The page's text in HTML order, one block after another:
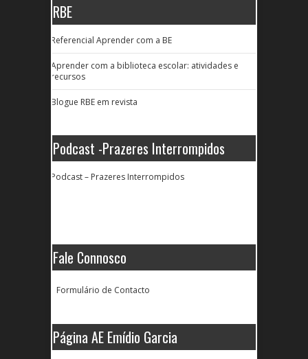
RBE
Referencial Aprender com a BE
Aprender com a biblioteca escolar: atividades e
recursos
Blogue RBE em revista
Podcast -Prazeres Interrompidos
Podcast – Prazeres Interrompidos
Fale Connosco
Formulário de Contacto
Página AE Emídio Garcia